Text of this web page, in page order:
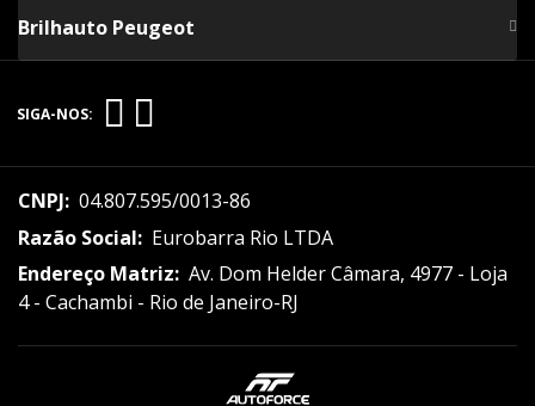
Brilhauto Peugeot
SIGA-NOS:
CNPJ: 04.807.595/0013-86
Razão Social: Eurobarra Rio LTDA
Endereço Matriz: Av. Dom Helder Câmara, 4977 - Loja
4 - Cachambi - Rio de Janeiro-RJ